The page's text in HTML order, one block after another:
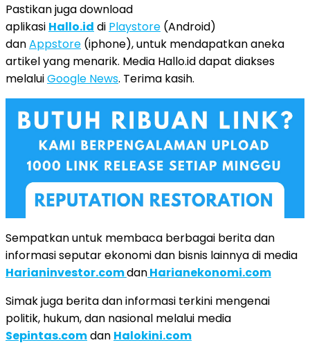
Pastikan juga download
aplikasi Hallo.id di Playstore (Android)
danAppstore (iphone), untuk mendapatkan aneka
artikel yang menarik. Media Hallo.id dapat diakses
melaluiGoogle News. Terima kasih.
Sempatkan untuk membaca berbagai berita dan
informasi seputar ekonomi dan bisnis lainnya di media
Harianinvestor.comdanHarianekonomi.com
Simak juga berita dan informasi terkini mengenai
politik, hukum, dan nasional melalui media
Sepintas.comdan Halokini.com